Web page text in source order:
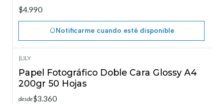
$4.990
Notificarme cuando esté disponible
|LILY
Papel Fotográfico Doble Cara Glossy A4
200gr 50 Hojas
desde$3.360